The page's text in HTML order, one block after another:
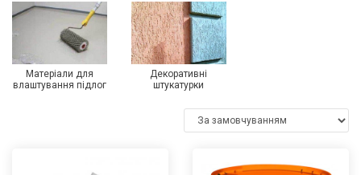
Матеріали для
влаштування підлог
Декоративні
штукатурки